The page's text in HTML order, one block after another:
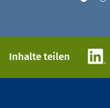
Inhalte teilen